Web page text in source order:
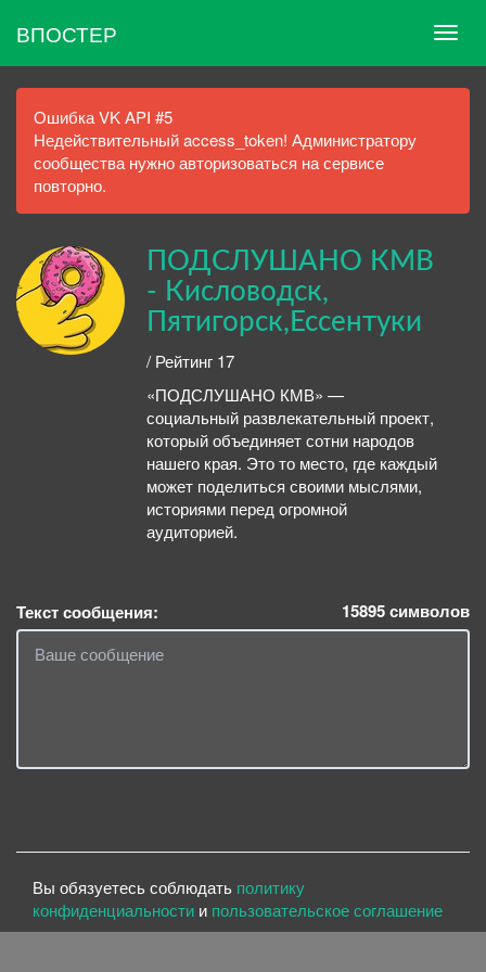
ВПОСТЕР
Ошибка VK API #5
Недействительный access_token! Администратору
сообщества нужно авторизоваться на сервисе
повторно.
ПОДСЛУШАНО КМВ
- Кисловодск,
Пятигорск,Ессентуки
/ Рейтинг 17
«ПОДСЛУШАНО КМВ» —
социальный развлекательный проект,
который объединяет сотни народов
нашего края. Это то место, где каждый
может поделиться своими мыслями,
историями перед огромной
аудиторией.
Текст сообщения: 15895символов
Вы обязуетесь соблюдать политику
конфиденциальности и пользовательское соглашение